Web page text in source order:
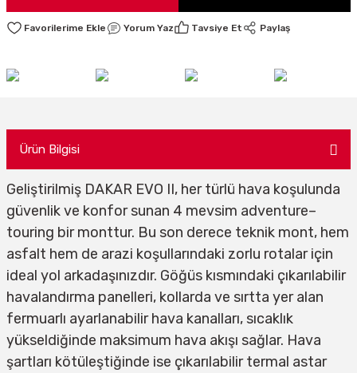
Yorum Yaz Tavsiye Et Paylaş
Ürün Bilgisi
Geliştirilmiş DAKAR EVO II, her türlü hava koşulunda
güvenlik ve konfor sunan 4 mevsim adventure–
touring bir monttur. Bu son derece teknik mont, hem
asfalt hem de arazi koşullarındaki zorlu rotalar için
ideal yol arkadaşınızdır. Göğüs kısmındaki çıkarılabilir
havalandırma panelleri, kollarda ve sırtta yer alan
fermuarlı ayarlanabilir hava kanalları, sıcaklık
yükseldiğinde maksimum hava akışı sağlar. Hava
şartları kötüleştiğinde ise çıkarılabilir termal astar